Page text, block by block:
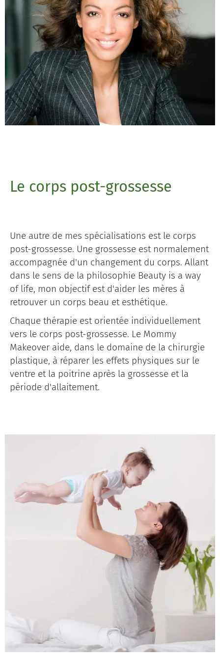
Le corps post-grossesse
Une autre de mes spécialisations est le corps
post-grossesse. Une grossesse est normalement
accompagnée d'un changement du corps. Allant
dans le sens de la philosophie Beauty is a way
of life, mon objectif est d'aider les mères à
retrouver un corps beau et esthétique.
Chaque thérapie est orientée individuellement
vers le corps post-grossesse. Le Mommy
Makeover aide, dans le domaine de la chirurgie
plastique, à réparer les effets physiques sur le
ventre et la poitrine après la grossesse et la
période d'allaitement.